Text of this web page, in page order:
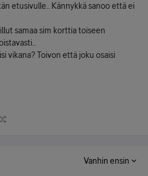
etusivulle.. Kännykkä sanoo että ei
samaa sim korttia toiseen
vikana? Toivon että joku osaisi
Vanhin ensin